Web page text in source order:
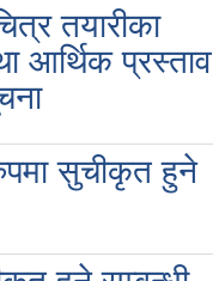
तयारीका
आर्थिक प्रस्ताव
सुचीकृत हुने